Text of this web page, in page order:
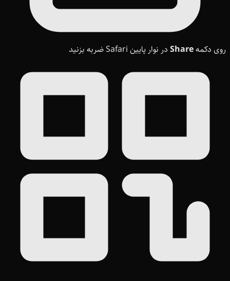
روی دکمهShare در نوار پایین Safari ضربه بزنید